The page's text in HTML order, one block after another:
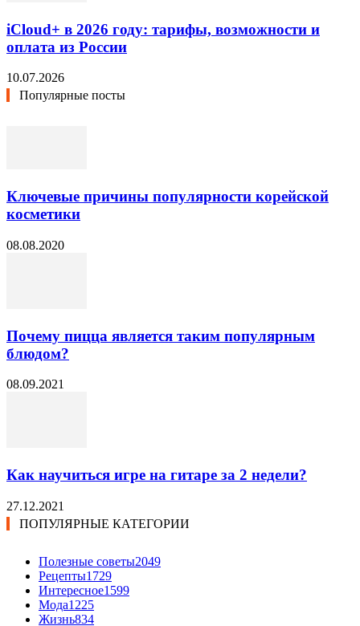
iCloud+ в 2026 году: тарифы, возможности и
оплата из России
10.07.2026
Популярные посты
Ключевые причины популярности корейской
косметики
08.08.2020
Почему пицца является таким популярным
блюдом?
08.09.2021
Как научиться игре на гитаре за 2 недели?
27.12.2021
ПОПУЛЯРНЫЕ КАТЕГОРИИ
Полезные советы2049
Рецепты1729
Интересное1599
Мода1225
Жизнь834